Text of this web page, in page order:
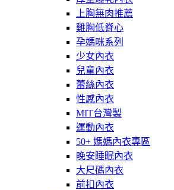
上胸無肉推薦
雞胸低脊心
孕媽咪系列
少女內衣
兒童內衣
蕾絲內衣
性感內衣
MIT台灣製
運動內衣
50+ 媽媽內衣專區
晚安睡眠內衣
大尺碼內衣
前扣內衣